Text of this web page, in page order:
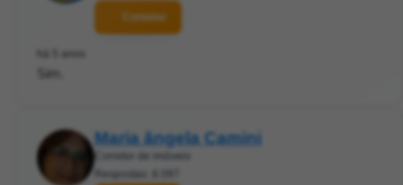
Contatar
há 5 anos
Sim.
Maria ângela Camini
Corretor de imóveis
Respostas: 8.097